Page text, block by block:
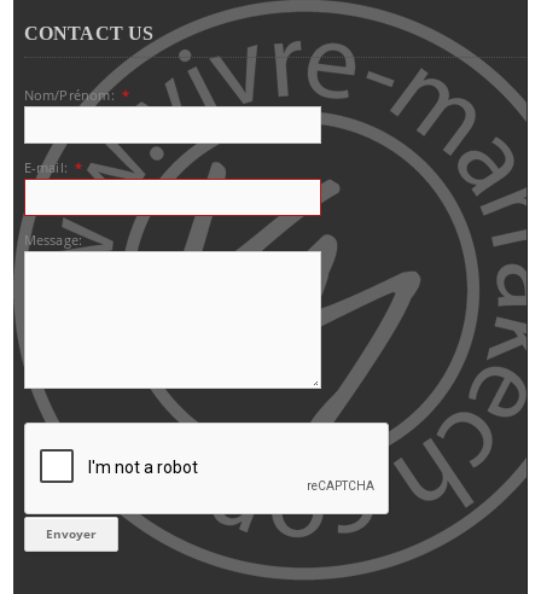
CONTACT US
Nom/Prénom: *
E-mail: *
Message: